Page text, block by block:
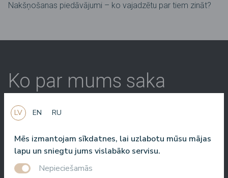
Nakšņošanas piedāvājumi – ko vajadzētu par tiem zināt?
Ko par mums saka
citi
Baltic Beach Hotel & SPA jums, draugi, piedāvās īstu Dolce
Vita. Saule, jūra, garšīgs ēdiens un draudzīgi cilvēki. Man ļoti
patīk atgriezties viesnīcā vēl un vēl. Vai tā ir pasākuma vadīšana,
LV EN RU
Mēs izmantojam sīkdatnes, lai uzlabotu mūsu mājas
lapu un sniegtu jums vislabāko servisu.
Nepieciešamās